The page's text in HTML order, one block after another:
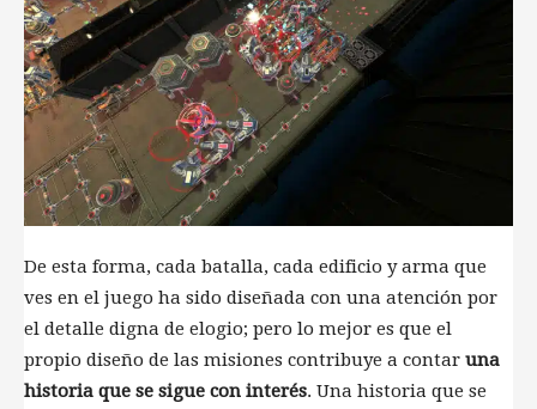
De esta forma, cada batalla, cada edificio y arma que
ves en el juego ha sido diseñada con una atención por
el detalle digna de elogio; pero lo mejor es que el
propio diseño de las misiones contribuye a contar una
historia que se sigue con interés. Una historia que se